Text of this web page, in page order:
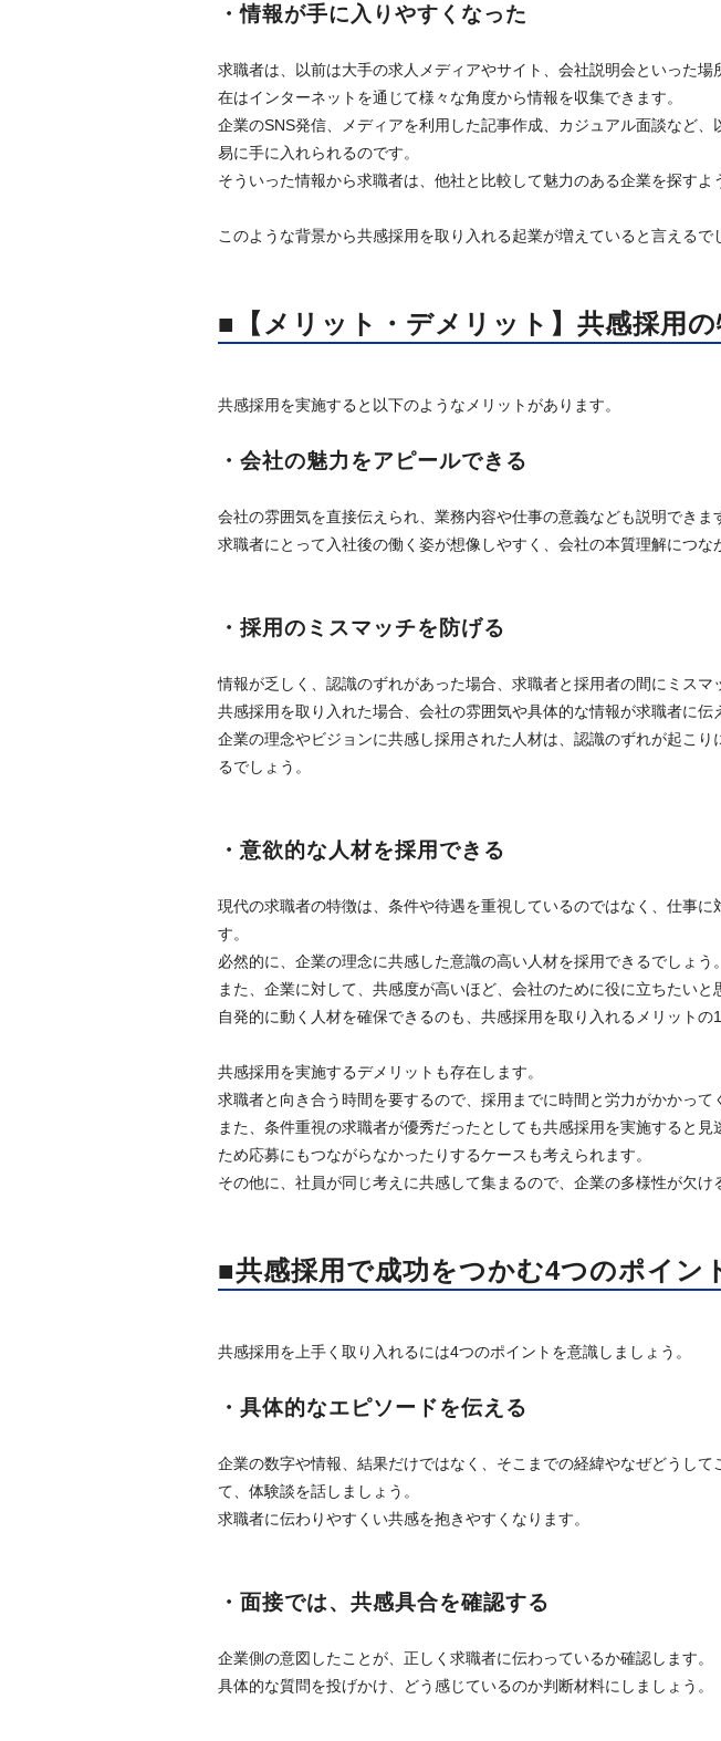
・情報が手に入りやすくなった
求職者は、以前は大手の求人メディアやサイト、会社説明会といった
在はインターネットを通じて様々な角度から情報を収集できます。
企業のSNS発信、メディアを利用した記事作成、カジュアル面談など
易に手に入れられるのです。
そういった情報から求職者は、他社と比較して魅力のある企業を探すよ
このような背景から共感採用を取り入れる起業が増えていると言えるで
■【メリット・デメリット】共感採用の
共感採用を実施すると以下のようなメリットがあります。
・会社の魅力をアピールできる
会社の雰囲気を直接伝えられ、業務内容や仕事の意義なども説明できま
求職者にとって入社後の働く姿が想像しやすく、会社の本質理解につな
・採用のミスマッチを防げる
情報が乏しく、認識のずれがあった場合、求職者と採用者の間にミスマ
共感採用を取り入れた場合、会社の雰囲気や具体的な情報が求職者に伝
企業の理念やビジョンに共感し採用された人材は、認識のずれが起こ
るでしょう。
・意欲的な人材を採用できる
現代の求職者の特徴は、条件や待遇を重視しているのではなく、仕事に
す。
必然的に、企業の理念に共感した意識の高い人材を採用できるでしょう。
また、企業に対して、共感度が高いほど、会社のために役に立ちたいと
自発的に動く人材を確保できるのも、共感採用を取り入れるメリットの1
共感採用を実施するデメリットも存在します。
求職者と向き合う時間を要するので、採用までに時間と労力がかかって
また、条件重視の求職者が優秀だったとしても共感採用を実施すると
ため応募にもつながらなかったりするケースも考えられます。
その他に、社員が同じ考えに共感して集まるので、企業の多様性が欠け
■共感採用で成功をつかむ4つのポイン
共感採用を上手く取り入れるには4つのポイントを意識しましょう。
・具体的なエピソードを伝える
企業の数字や情報、結果だけではなく、そこまでの経緯やなぜどうし
て、体験談を話しましょう。
求職者に伝わりやすくい共感を抱きやすくなります。
・面接では、共感具合を確認する
企業側の意図したことが、正しく求職者に伝わっているか確認します。
具体的な質問を投げかけ、どう感じているのか判断材料にしましょう。